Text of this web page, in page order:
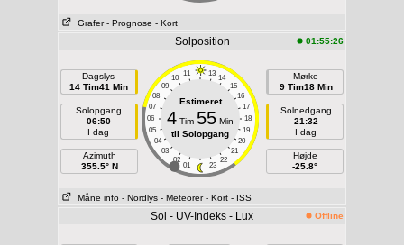
Grafer - Prognose - Kort
Solposition 01:55:26
Dagslys
14 Tim41 Min
Solopgang
06:50
I dag
Azimuth
355.5° N
11 13
10
14
09
15
08
16
07
17
06
18
05
19
04
20
03
21
02
22
01 23
Estimeret
4 Tim 55 Min
til Solopgang
Mørke
9 Tim18 Min
Solnedgang
21:32
I dag
Højde
-25.8°
Måne info - Nordlys - Meteorer - Kort - ISS
Sol - UV-Indeks - Lux Offline